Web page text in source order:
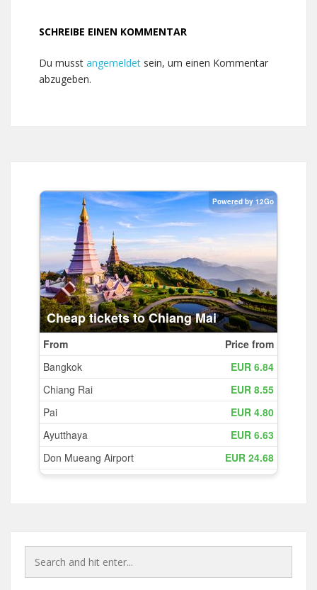
SCHREIBE EINEN KOMMENTAR
Du musst angemeldet sein, um einen Kommentar
abzugeben.